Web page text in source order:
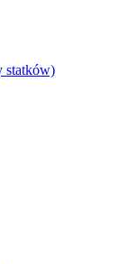
statków)